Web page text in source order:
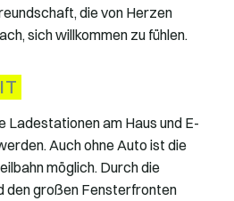
die von Herzen
sich willkommen zu fühlen.
Ladestationen am Haus und E-
Auch ohne Auto ist die
möglich. Durch die
den großen Fensterfronten